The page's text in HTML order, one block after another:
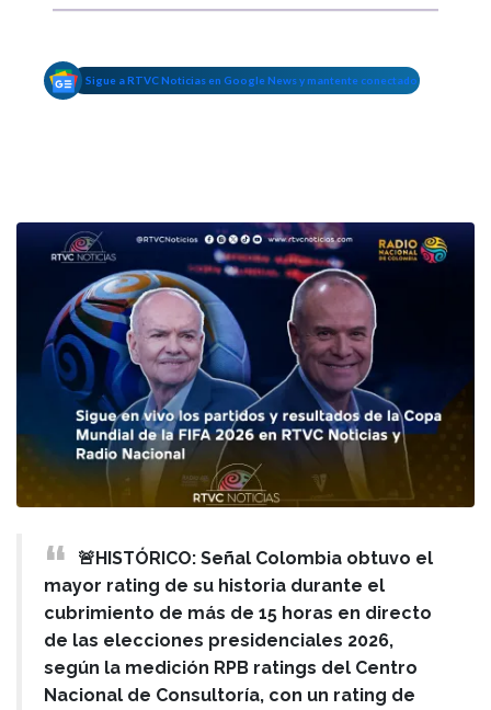
Sigue a RTVC Noticias en Google News y mantente conectado
🚨HISTÓRICO: Señal Colombia obtuvo el
mayor rating de su historia durante el
cubrimiento de más de 15 horas en directo
de las elecciones presidenciales 2026,
según la medición RPB ratings del Centro
Nacional de Consultoría, con un rating de